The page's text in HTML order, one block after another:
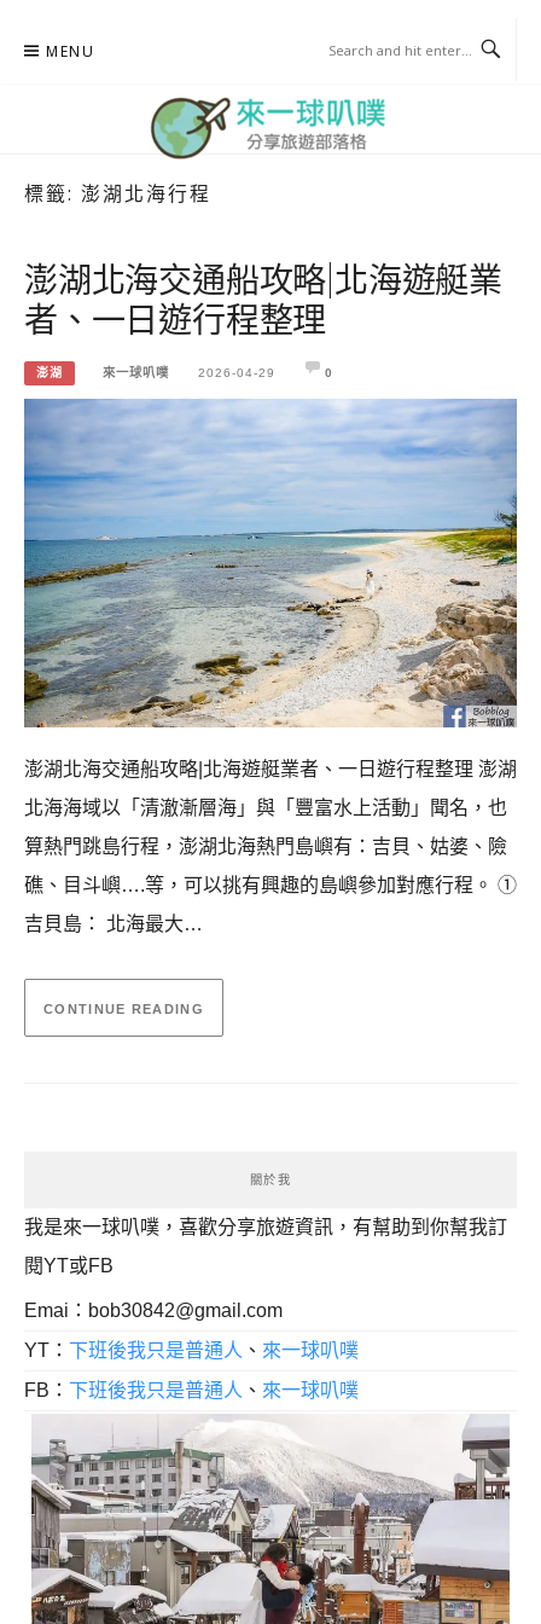
MENU
標籤: 澎湖北海行程
澎湖北海交通船攻略|北海遊艇業
者、一日遊行程整理
澎湖 來一球叭噗 2026-04-29 0
澎湖北海交通船攻略|北海遊艇業者、一日遊行程整理 澎湖
北海海域以「清澈漸層海」與「豐富水上活動」聞名，也
算熱門跳島行程，澎湖北海熱門島嶼有：吉貝、姑婆、險
礁、目斗嶼….等，可以挑有興趣的島嶼參加對應行程。 ①
吉貝島： 北海最大…
CONTINUE READING
關於我
我是來一球叭噗，喜歡分享旅遊資訊，有幫助到你幫我訂
閱YT或FB
Emai： bob30842@gmail.com
YT： 下班後我只是普通人 、 來一球叭噗
FB： 下班後我只是普通人 、 來一球叭噗